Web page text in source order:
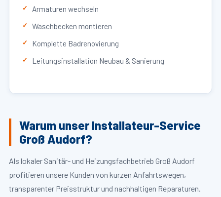
Armaturen wechseln
Waschbecken montieren
Komplette Badrenovierung
Leitungsinstallation Neubau & Sanierung
Warum unser Installateur-Service
Groß Audorf?
Als lokaler Sanitär- und Heizungsfachbetrieb Groß Audorf
profitieren unsere Kunden von kurzen Anfahrtswegen,
transparenter Preisstruktur und nachhaltigen Reparaturen.